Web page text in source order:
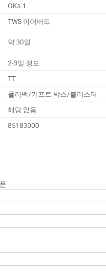
OKs-1
TWS 이어버드
약 30일
2-3일 정도
TT
폴리백/기프트 박스/블리스터
해당 없음
85183000